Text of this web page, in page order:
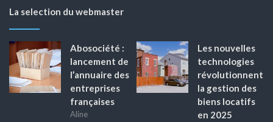
La selection du webmaster
Abosociété :
lancement de
l’annuaire des
entreprises
françaises
Aline
Les nouvelles
technologies
révolutionnent
la gestion des
biens locatifs
en 2025